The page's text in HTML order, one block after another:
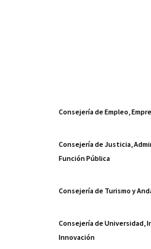
Consejería de Empleo,
Consejería de Justicia,
Función Pública
Consejería de Turismo y
Consejería de Universidad,
Innovación